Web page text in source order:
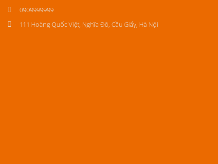
0909999999
111 Hoàng Quốc Việt, Nghĩa Đô, Cầu Giấy, Hà Nội